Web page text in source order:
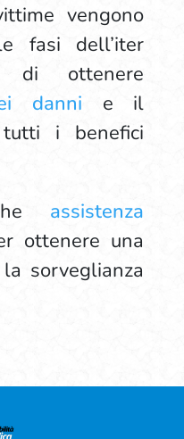
vengono
fasi dell’iter
ottenere
danni e il
tutti i benefici
assistenza
ottenere una
sorveglianza